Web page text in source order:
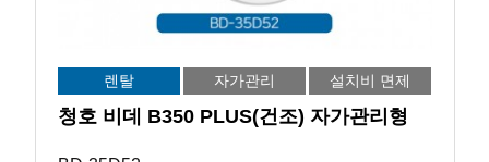
렌탈 자가관리 설치비 면제
청호 비데 B350 PLUS(건조) 자가관리형